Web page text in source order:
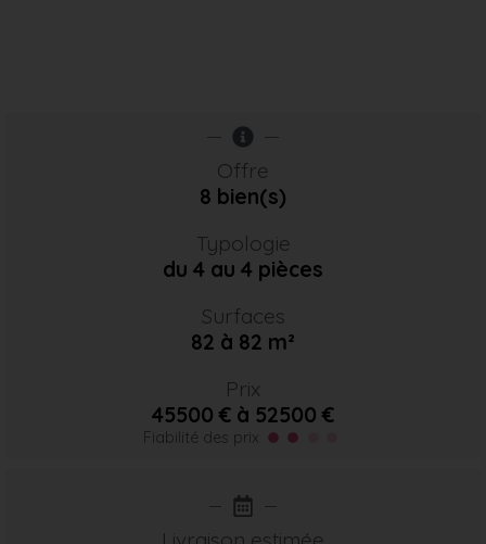
Offre
8 bien(s)
Typologie
du 4 au 4 pièces
Surfaces
82 à 82 m²
Prix
45500 € à 52500 €
Fiabilité des prix